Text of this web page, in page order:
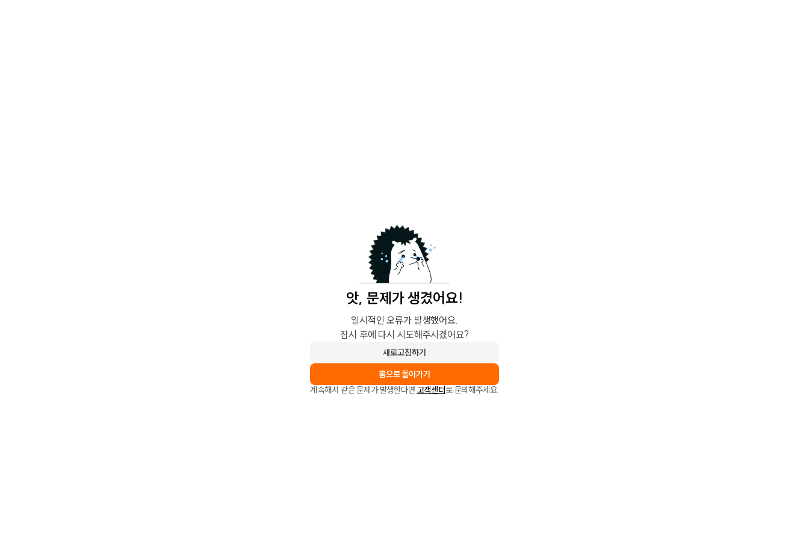
앗, 문제가 생겼어요!
일시적인 오류가 발생했어요.
잠시 후에 다시 시도해주시겠어요?
새로고침하기
홈으로 돌아가기
계속해서 같은 문제가 발생한다면 고객센터로 문의해주세요.